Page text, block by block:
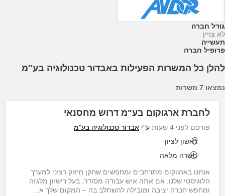
גודל חברה
לא צויין
תעשייה
פרופיל חברה
להלן כל המשרות הפעילות באבדור טכנולוגיה בע"מ
נמצאו 7 משרות
לחברת ארגוקום בע"מ דרוש מחסנאי
פורסם לפני 4 שעות ע"י אבדור טכנולוגיה בע"מ
ראשון לציון
משרה מלאה
אנחנו בארגוקום מתרחבים ומחפשים שחקן חיזוק רציני למערך
הלוגיסטי שלנו. אם אתה איש עבודה מסודר, בעל רישיון מלגזה
ומחפש חברה יציבה ומובילה להשתלב בה – המקום שלך א...